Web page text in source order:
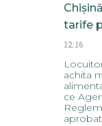
tarife
12:16
achita
ce